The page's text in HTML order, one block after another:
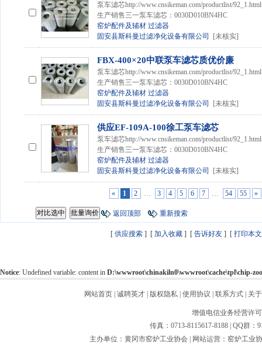
泵车滤芯http://www.cnsikeman.com/productlist/
生产销售三一泵车滤芯：0030D010BN4HC
窑炉配件及辅材 过滤器
固安县斯科曼过滤净化设备有限公司
[未核实]
FBX-400×20中联泵车滤芯质优价廉
泵车滤芯http://www.cnsikeman.com/productlist/
生产销售三一泵车滤芯：0030D010BN4HC
窑炉配件及辅材 过滤器
固安县斯科曼过滤净化设备有限公司
[未核实]
供应EF-109A-100徐工泵车滤芯
泵车滤芯http://www.cnsikeman.com/productlist/
生产销售三一泵车滤芯：0030D010BN4HC
窑炉配件及辅材 过滤器
固安县斯科曼过滤净化设备有限公司
[未核实]
« 1 2 … 3 4 5 6 7 … 54 55 »
返回顶部 重新搜索
[ 供应搜索 ] [ 加入收藏 ] [ 告诉好友 ] [ 打印本文
Notice: Undefined variable: content in D:\wwwroot\chinakiln0\wwwroot\cache\tpl\chip-
网站首页 诚聘英才 版权隐私 使用协议 联系方式 关
增值电信业务经营许
传真：0713-8115617-8188 | QQ群：
主办单位：黄冈市窑炉工业协会 | 网站运营：窑炉工业